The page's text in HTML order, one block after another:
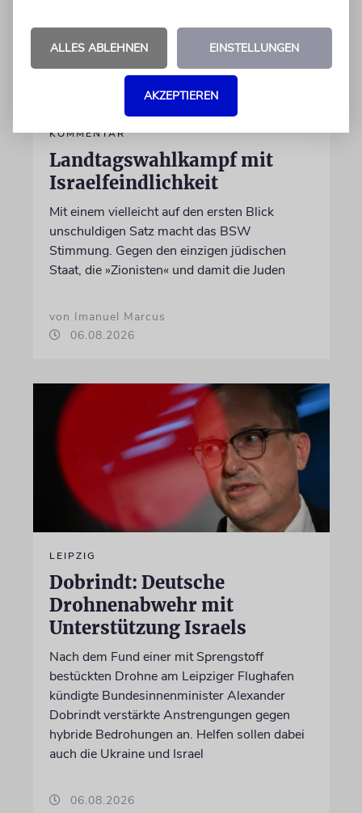
KOMMENTAR
Landtagswahlkampf mit
Israelfeindlichkeit
Mit einem vielleicht auf den ersten Blick
unschuldigen Satz macht das BSW
Stimmung. Gegen den einzigen jüdischen
Staat, die »Zionisten« und damit die Juden
von Imanuel Marcus
06.08.2026
LEIPZIG
Dobrindt: Deutsche
Drohnenabwehr mit
Unterstützung Israels
Nach dem Fund einer mit Sprengstoff
bestückten Drohne am Leipziger Flughafen
kündigte Bundesinnenminister Alexander
Dobrindt verstärkte Anstrengungen gegen
hybride Bedrohungen an. Helfen sollen dabei
auch die Ukraine und Israel
06.08.2026
ALLES ABLEHNEN EINSTELLUNGEN
AKZEPTIEREN